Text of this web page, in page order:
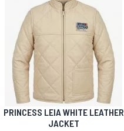
PRINCESS LEIA WHITE LEATHER
JACKET